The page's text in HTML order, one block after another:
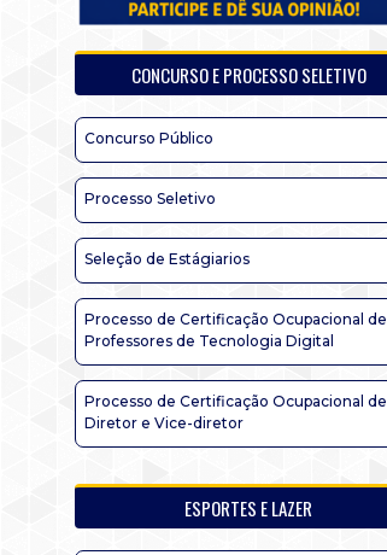
CONCURSO E PROCESSO SELETIVO
Concurso Público
Processo Seletivo
Seleção de Estágiarios
Processo de Certificação Ocupacional de
Professores de Tecnologia Digital
Processo de Certificação Ocupacional de
Diretor e Vice-diretor
ESPORTES E LAZER